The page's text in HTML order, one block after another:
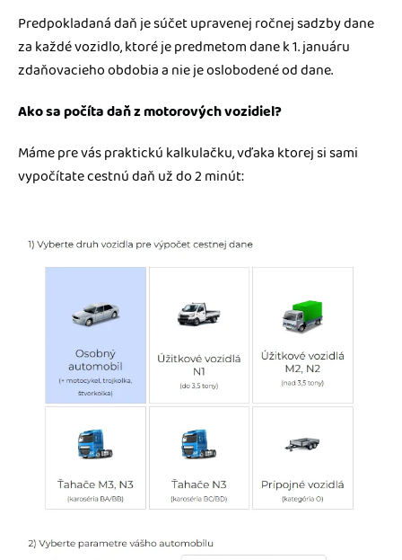
Predpokladaná daň je súčet upravenej ročnej sadzby dane
za každé vozidlo, ktoré je predmetom dane k 1. januáru
zdaňovacieho obdobia a nie je oslobodené od dane.
Ako sa počíta daň z motorových vozidiel?
Máme pre vás praktickú kalkulačku, vďaka ktorej si sami
vypočítate cestnú daň už do 2 minút: